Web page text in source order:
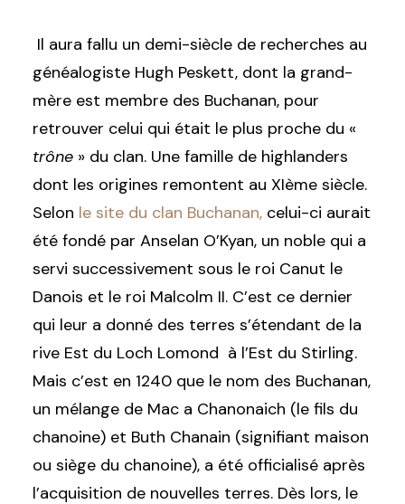
Il aura fallu un demi-siècle de recherches au
généalogiste Hugh Peskett, dont la grand-
mère est membre des Buchanan, pour
retrouver celui qui était le plus proche du «
trône » du clan. Une famille de highlanders
dont les origines remontent au XIème siècle.
Selon le site du clan Buchanan, celui-ci aurait
été fondé par Anselan O’Kyan, un noble qui a
servi successivement sous le roi Canut le
Danois et le roi Malcolm II. C’est ce dernier
qui leur a donné des terres s’étendant de la
rive Est du Loch Lomond à l’Est du Stirling.
Mais c’est en 1240 que le nom des Buchanan,
un mélange de Mac a Chanonaich (le fils du
chanoine) et Buth Chanain (signifiant maison
ou siège du chanoine), a été officialisé après
l’acquisition de nouvelles terres. Dès lors, le